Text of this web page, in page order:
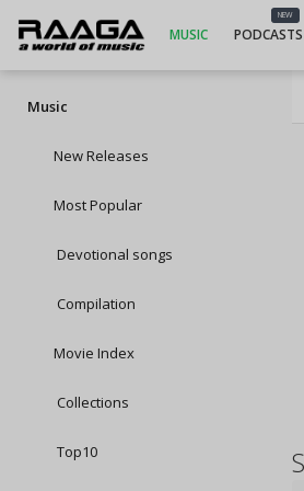
MUSIC
NEW
PODCASTS
Music
New Releases
Most Popular
Devotional songs
Compilation
Movie Index
Collections
Top10